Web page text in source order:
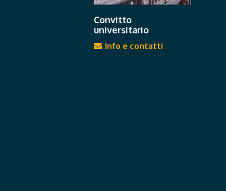
Convitto
universitario
Info e contatti